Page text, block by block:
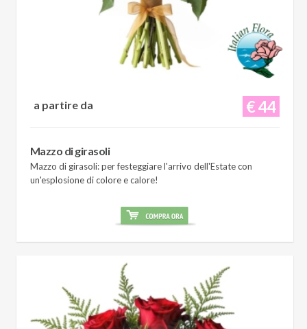
€ 44
a partire da
Mazzo di girasoli
Mazzo di girasoli: per festeggiare l'arrivo dell'Estate con
un'esplosione di colore e calore!